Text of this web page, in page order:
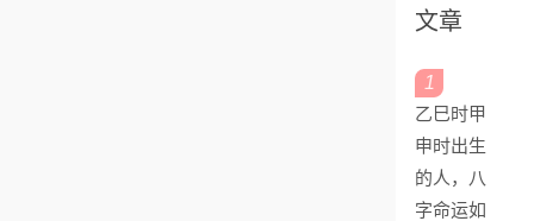
文章
1
乙巳时甲
申时出生
的人，八
字命运如